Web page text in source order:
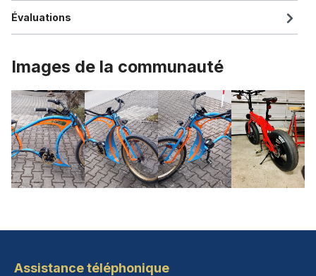
Évaluations
Images de la communauté
Assistance téléphonique